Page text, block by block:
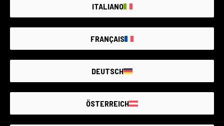
ITALIANO
FRANÇAIS
DEUTSCH
ÖSTERREICH